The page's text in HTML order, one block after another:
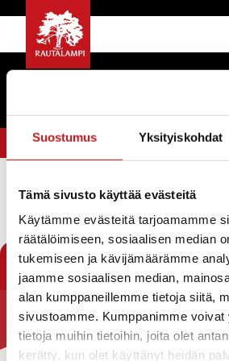
Suostumus Yksityiskohdat
Tämä sivusto käyttää evästeitä
Käytämme evästeitä tarjoamamme
räätälöimiseen, sosiaalisen median
tukemiseen ja kävijämäärämme
jaamme sosiaalisen median,
alan kumppaneillemme tietoja siitä,
sivustoamme. Kumppanimme voivat
tietoja muihin tietoihin, joita olet
kerätty, kun olet käyttänyt heidän
Olet tässä:Etusivu kulkeminen
Suodata
Ei löytynyt
Rautalammin kunta